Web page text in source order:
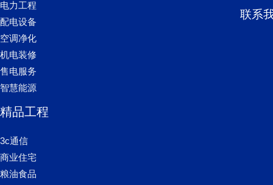
电力工程
配电设备
空调净化
机电装修
售电服务
智慧能源
精品工程
3c通信
商业住宅
粮油食品
联系